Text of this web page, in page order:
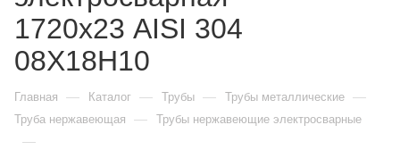
1720х23 AISI 304
08Х18Н10
Главная — Каталог — Трубы — Трубы металлические —
Труба нержавеющая — Трубы нержавеющие электросварные
—